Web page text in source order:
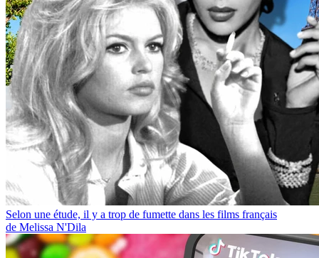
Selon une étude, il y a trop de fumette dans les films français
de Melissa N'Dila